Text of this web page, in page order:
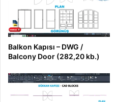
Balkon Kapısı – DWG /
Balcony Door (282,20 kb.)